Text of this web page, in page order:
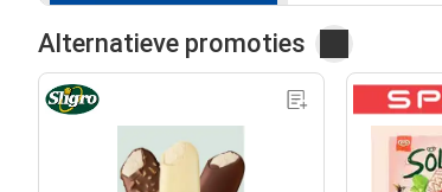
Alternatieve promoties